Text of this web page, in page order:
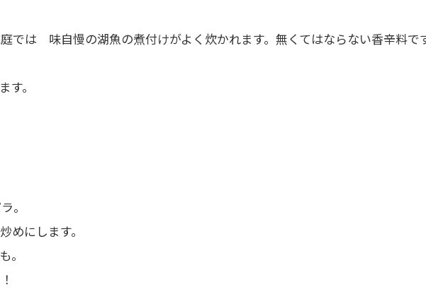
では 味自慢の湖魚の煮付けがよく炊かれます。無くてはならない香辛料で
。
。
めにします。
。